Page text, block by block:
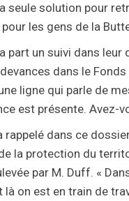
seule solution pour
pour les gens de la
un suivi dans leur
dans le
ligne qui parle de
est présente. Avez-
rappelé dans ce
la protection du
par M. Duff. «
on est en train de